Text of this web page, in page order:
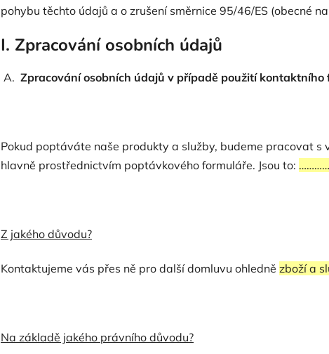
pohybu těchto údajů a o zrušení směrnice 95/46/ES (obecné
I. Zpracování osobních údajů
A. Zpracování osobních údajů v případě použití kontaktního
Pokud poptáváte naše produkty a služby, budeme pracovat
hlavně prostřednictvím poptávkového formuláře. Jsou to:
Z jakého důvodu?
Kontaktujeme vás přes ně pro další domluvu ohledně zboží a
Na základě jakého právního důvodu?